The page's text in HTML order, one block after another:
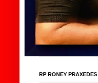
RP RONEY PRAXEDES